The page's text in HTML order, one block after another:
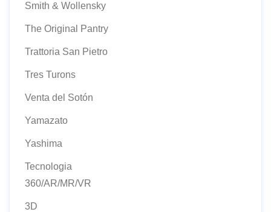
Smith & Wollensky
The Original Pantry
Trattoria San Pietro
Tres Turons
Venta del Sotón
Yamazato
Yashima
Tecnologia
360/AR/MR/VR
3D